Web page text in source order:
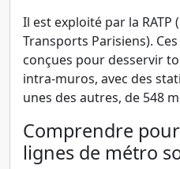
Il est exploité par la RATP
Transports Parisiens).
conçues pour desservir
intra-muros, avec des
unes des autres, de 548
Comprendre
lignes de métro